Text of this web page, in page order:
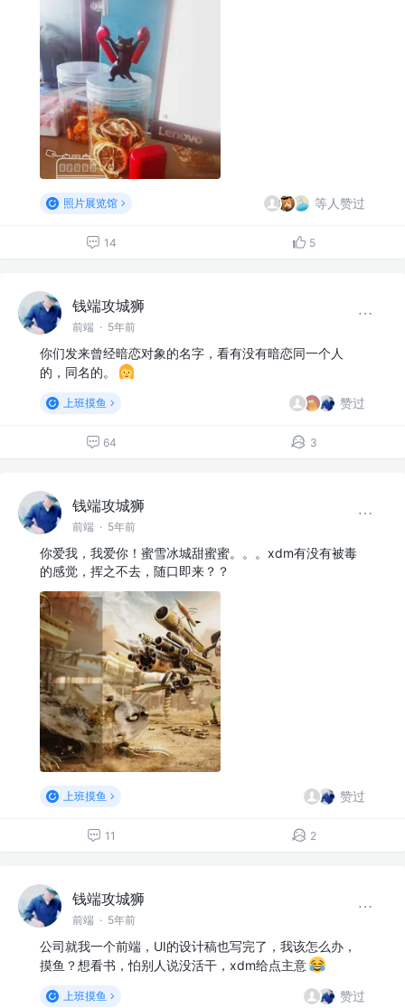
照片展览馆 等人赞过
14 5
钱端攻城狮
前端 · 5年前
你们发来曾经暗恋对象的名字，看有没有暗恋同一个人
的，同名的。
上班摸鱼 赞过
64 3
钱端攻城狮
前端 · 5年前
你爱我，我爱你！蜜雪冰城甜蜜蜜。。。xdm有没有被毒
的感觉，挥之不去，随口即来？？
上班摸鱼 赞过
11 2
钱端攻城狮
前端 · 5年前
公司就我一个前端，UI的设计稿也写完了，我该怎么办，
摸鱼？想看书，怕别人说没活干，xdm给点主意
上班摸鱼 赞过